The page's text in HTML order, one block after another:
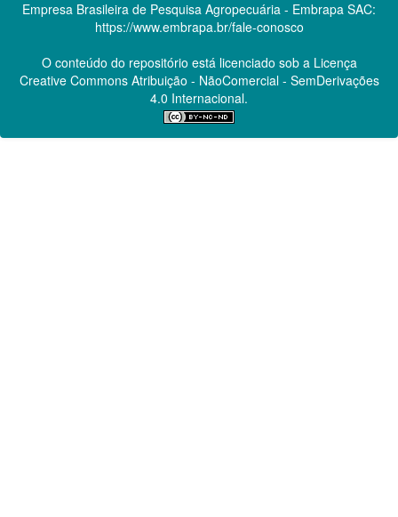
Empresa Brasileira de Pesquisa Agropecuária - Embrapa SAC:
https://www.embrapa.br/fale-conosco
O conteúdo do repositório está licenciado sob a Licença
Creative CommonsAtribuição - NãoComercial - SemDerivações
4.0 Internacional.